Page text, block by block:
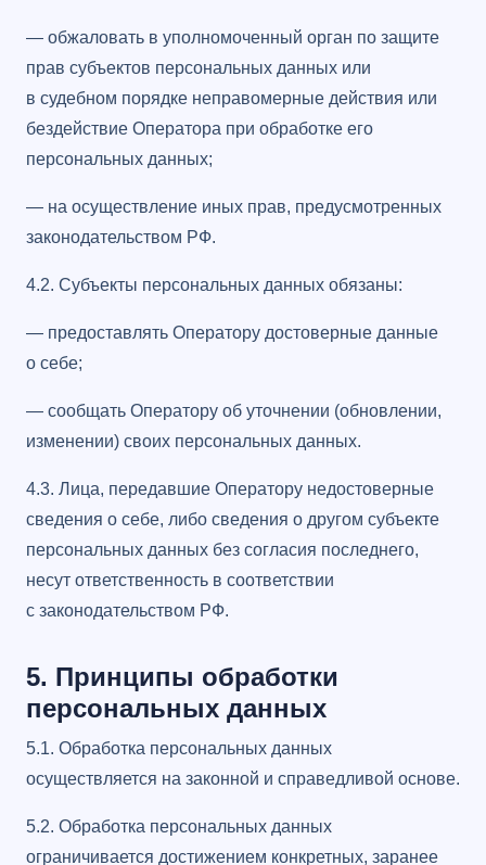
— обжаловать в уполномоченный орган по защите
прав субъектов персональных данных или
в судебном порядке неправомерные действия или
бездействие Оператора при обработке его
персональных данных;
— на осуществление иных прав, предусмотренных
законодательством РФ.
4.2. Субъекты персональных данных обязаны:
— предоставлять Оператору достоверные данные
о себе;
— сообщать Оператору об уточнении (обновлении,
изменении) своих персональных данных.
4.3. Лица, передавшие Оператору недостоверные
сведения о себе, либо сведения о другом субъекте
персональных данных без согласия последнего,
несут ответственность в соответствии
с законодательством РФ.
5. Принципы обработки
персональных данных
5.1. Обработка персональных данных
осуществляется на законной и справедливой основе.
5.2. Обработка персональных данных
ограничивается достижением конкретных, заранее